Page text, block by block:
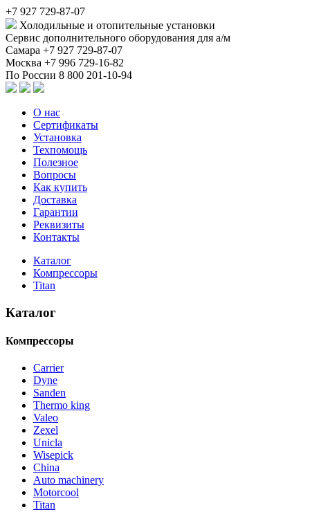
+7 927 729-87-07
Холодильные и отопительные установки
Сервис дополнительного оборудования для а/м
Самара +7 927 729-87-07
Москва +7 996 729-16-82
По России 8 800 201-10-94
О нас
Сертификаты
Установка
Техпомощь
Полезное
Вопросы
Как купить
Доставка
Гарантии
Реквизиты
Контакты
Каталог
Компрессоры
Titan
Каталог
Компрессоры
Carrier
Dyne
Sanden
Thermo king
Valeo
Zexel
Unicla
Wisepick
China
Auto machinery
Motorcool
Titan